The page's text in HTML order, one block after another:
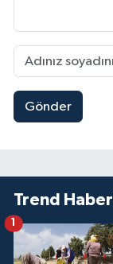
Gönder
Trend
1